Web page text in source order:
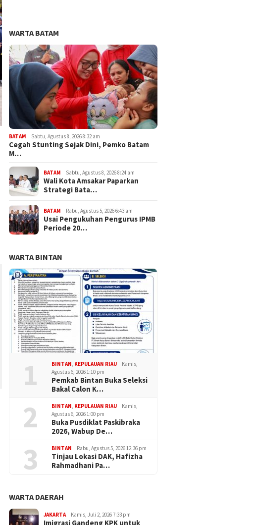
WARTA BATAM
BATAM Sabtu, Agustus 8, 2026 8:32 am
Cegah Stunting Sejak Dini, Pemko Batam
M…
BATAM Sabtu, Agustus 8, 2026 8:24 am
Wali Kota Amsakar Paparkan
Strategi Bata…
BATAM Rabu, Agustus 5, 2026 6:43 am
Usai Pengukuhan Pengurus IPMB
Periode 20…
WARTA BINTAN
1 BINTAN KEPULAUAN RIAU
Kamis,
Agustus 6, 2026 1:10 pm
Pemkab Bintan Buka Seleksi
Bakal Calon K…
2 BINTAN KEPULAUAN RIAU
Kamis,
Agustus 6, 2026 1:00 pm
Buka Pusdiklat Paskibraka
2026, Wabup De…
3 BINTAN Rabu, Agustus 5, 2026 12:36 pm
Tinjau Lokasi DAK, Hafizha
Rahmadhani Pa…
WARTA DAERAH
JAKARTA Kamis, Juli 2, 2026 7:33 pm
Imigrasi Gandeng KPK untuk